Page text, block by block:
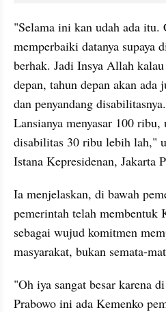
"Selama ini kan udah ada
memperbaiki datanya supaya
berhak. Jadi Insya Allah
depan, tahun depan akan
dan penyandang
Lansianya menyasar 100 ribu,
disabilitas 30 ribu lebih lah,"
Istana Kepresidenan, Jakarta
Ia menjelaskan, di bawah
pemerintah telah membentuk
sebagai wujud komitmen
masyarakat, bukan semata-
"Oh iya sangat besar karena
Prabowo ini ada Kemenko